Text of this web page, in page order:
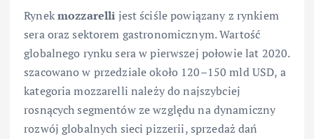
Rynekmozzarelli jest ściśle powiązany z rynkiem
sera oraz sektorem gastronomicznym. Wartość
globalnego rynku sera w pierwszej połowie lat 2020.
szacowano w przedziale około 120–150 mld USD, a
kategoria mozzarelli należy do najszybciej
rosnących segmentów ze względu na dynamiczny
rozwój globalnych sieci pizzerii, sprzedaż dań